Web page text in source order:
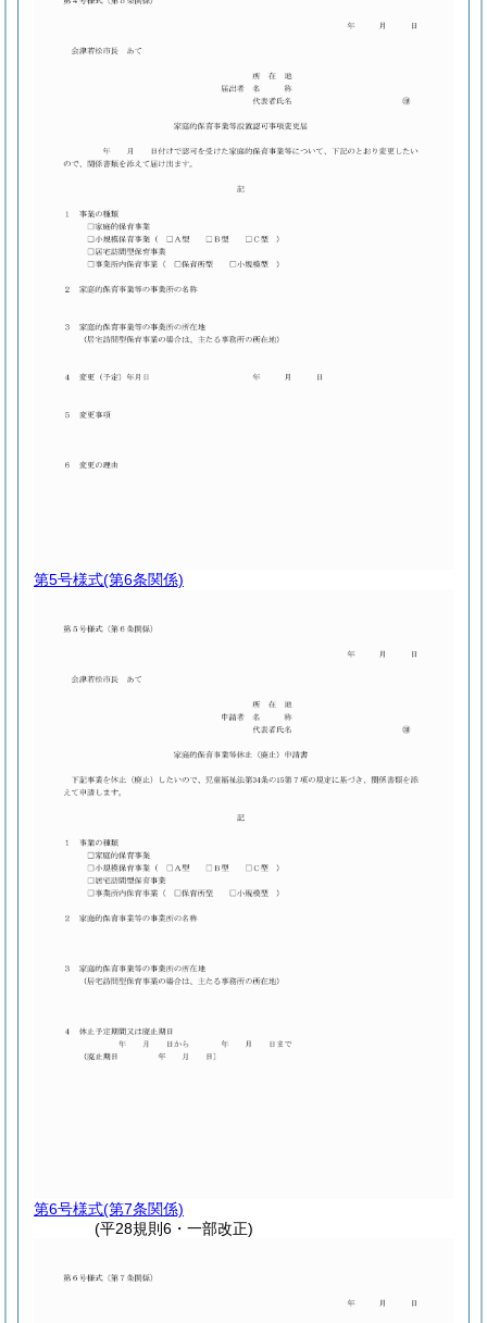
第5号様式(第6条関係)
第6号様式(第7条関係)
(平28規則6・一部改正)